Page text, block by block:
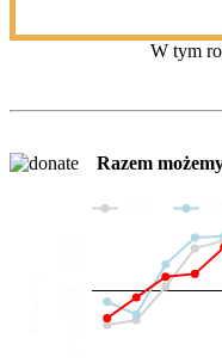
W tym
Razem